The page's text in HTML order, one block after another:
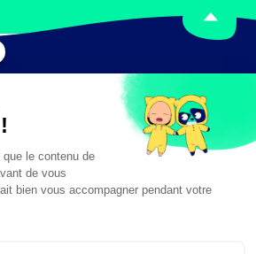
Mentions légales